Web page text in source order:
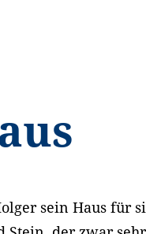
sein Haus für